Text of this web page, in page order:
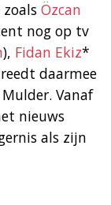
Özcan
nog op tv
), Fidan Ekiz*
daarmee
Vanaf
nieuws
als zijn